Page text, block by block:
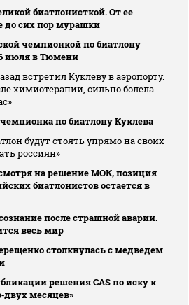
биатлонисткой. От ее
до сих пор мурашки
чемпионкой по биатлону
июля в Тюмени
встретил Куклеву в аэропорту.
химиотерапии, сильно болела.
по биатлону Куклева
будут стоять упрямо на своих
россиян»
на решение МОК, позиция
биатлонистов остается в
после страшной аварии.
весь мир
столкнулась с медведем
решения CAS по иску к
месяцев»